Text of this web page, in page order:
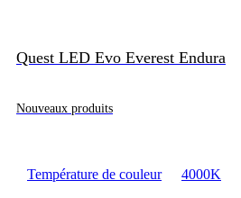
Quest LED Evo Everest Endura
Nouveaux produits
Température de couleur 4000K